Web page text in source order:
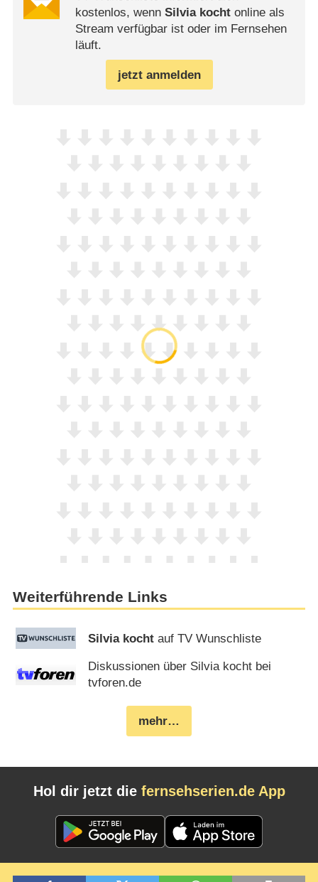
kostenlos, wenn Silvia kochtonline als
Stream verfügbar ist oder im Fernsehen
läuft.
jetzt anmelden
Weiterführende Links
Silvia kocht auf TV Wunschliste
Diskussionen über Silvia kocht bei
tvforen.de
mehr…
Hol dir jetzt die fernsehserien.de App